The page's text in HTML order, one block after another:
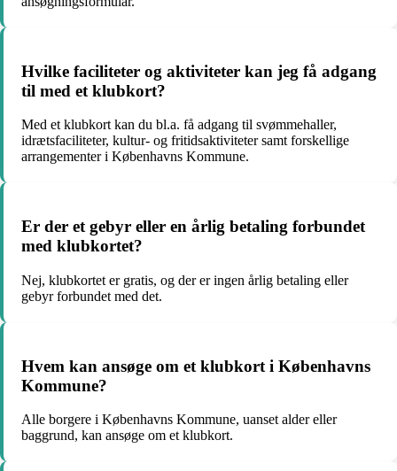
Hvilke faciliteter og aktiviteter kan jeg få adgang
til med et klubkort?
Med et klubkort kan du bl.a. få adgang til svømmehaller,
idrætsfaciliteter, kultur- og fritidsaktiviteter samt forskellige
arrangementer i Københavns Kommune.
Er der et gebyr eller en årlig betaling forbundet
med klubkortet?
Nej, klubkortet er gratis, og der er ingen årlig betaling eller
gebyr forbundet med det.
Hvem kan ansøge om et klubkort i Københavns
Kommune?
Alle borgere i Københavns Kommune, uanset alder eller
baggrund, kan ansøge om et klubkort.